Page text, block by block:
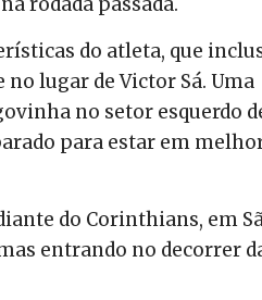
do atleta, que
lugar de Victor Sá. Uma
no setor esquerdo
para estar em
do Corinthians, em
entrando no decorrer